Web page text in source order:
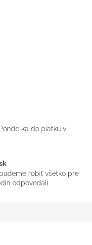
do piatku v
robiť všetko pre
odpovedali